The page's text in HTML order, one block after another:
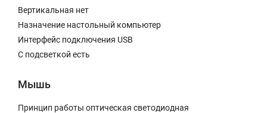
Вертикальная нет
Назначение настольный компьютер
Интерфейс подключения USB
С подсветкой есть
Мышь
Принцип работы оптическая светодиодная